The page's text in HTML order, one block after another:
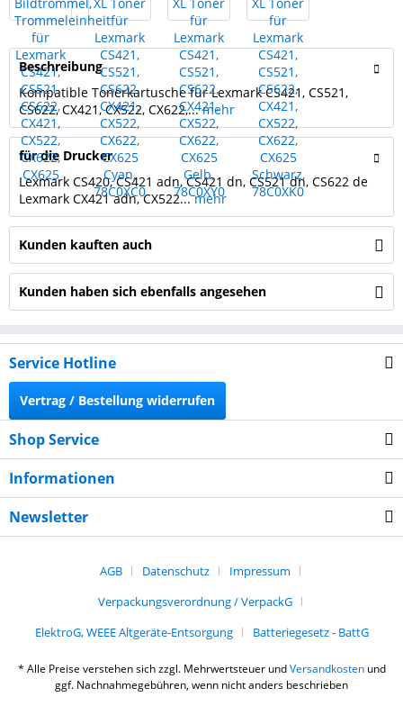
Beschreibung
Kompatible Tonerkartusche für Lexmark CS421, CS521,
CS622, CX421, CX522, CX622,...mehr
für die Drucker
Lexmark CS420, CS421 adn, CS421 dn, CS521 dn, CS622 de
Lexmark CX421 adn, CX522...mehr
Kunden kauften auch
Kunden haben sich ebenfalls angesehen
Service Hotline
Vertrag / Bestellung widerrufen
Shop Service
Informationen
Newsletter
AGB Datenschutz
Impressum
Verpackungsverordnung / VerpackG
ElektroG, WEEE Altgeräte-Entsorgung
Batteriegesetz - BattG
* Alle Preise verstehen sich zzgl. Mehrwertsteuer undVersandkostenund
ggf. Nachnahmegebühren, wenn nicht anders beschrieben